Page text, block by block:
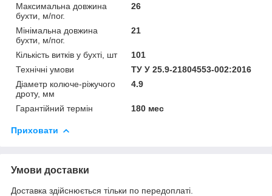
Максимальна довжина
бухти, м/пог.
26
Мінімальна довжина
бухти, м/пог.
21
Кількість витків у бухті, шт
101
Технічні умови
ТУ У 25.9-21804553-002:2016
Діаметр колюче-ріжучого
дроту, мм
4.9
Гарантійний термін 180 мес
Приховати
Умови доставки
Доставка здійснюється тільки по передоплаті.